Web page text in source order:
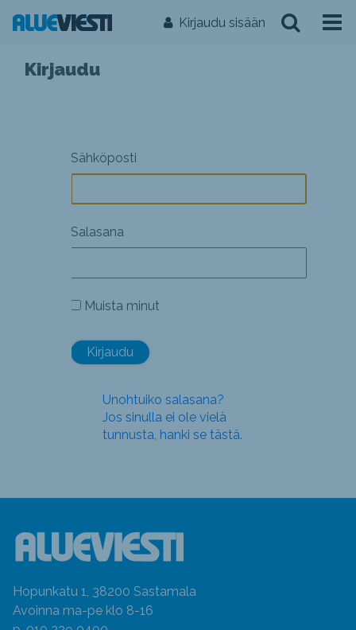
Kirjaudu sisään
Kirjaudu
Sähköposti
Salasana
Muista minut
Unohtuiko salasana?
Jos sinulla ei ole vielä
tunnusta, hanki se tästä.
Hopunkatu 1, 38200 Sastamala
Avoinna ma-pe klo 8-16